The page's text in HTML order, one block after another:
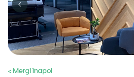
Previous slide
< Mergi înapoi